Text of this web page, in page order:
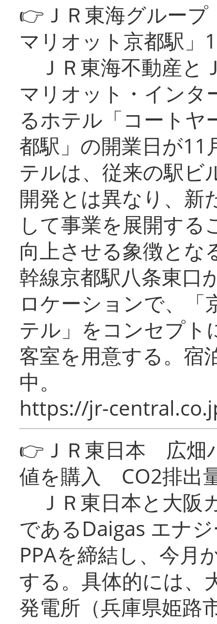
👉ＪＲ東海グルー
マリオット京都駅」
ＪＲ東海不動産と
マリオット・インタ
るホテル「コートヤ
都駅」の開業日が11
テルは、従来の駅ビ
開発とは異なり、新
して事業を展開する
向上させる象徴とな
幹線京都駅八条東口
ロケーションで、「
テル」をコンセプト
客室を用意する。宿
中。
https://jr-
👉ＪＲ東日本 広畑
値を購入 CO2排出
ＪＲ東日本と大阪
であるDaigas エナ
PPAを締結し、今月
する。具体的には、
発電所（兵庫県姫路